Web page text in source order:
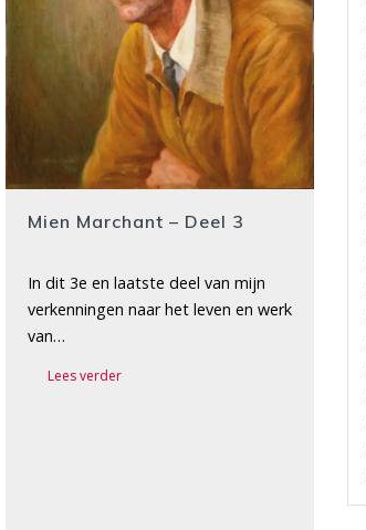
Mien Marchant – Deel 3
In dit 3e en laatste deel van mijn
verkenningen naar het leven en werk
van…
Lees verder